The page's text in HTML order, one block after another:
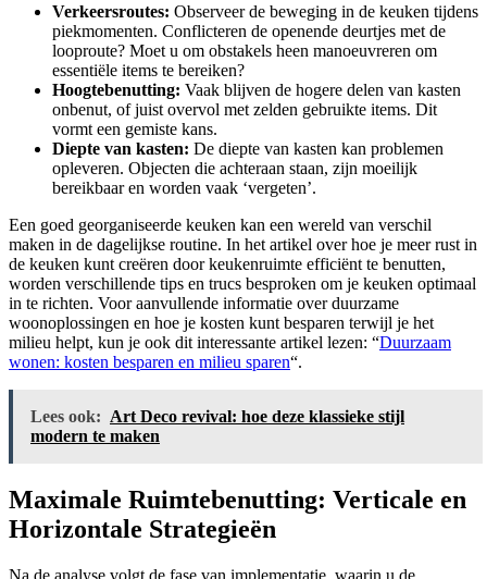
Verkeersroutes: Observeer de beweging in de keuken tijdens
piekmomenten. Conflicteren de openende deurtjes met de
looproute? Moet u om obstakels heen manoeuvreren om
essentiële items te bereiken?
Hoogtebenutting: Vaak blijven de hogere delen van kasten
onbenut, of juist overvol met zelden gebruikte items. Dit
vormt een gemiste kans.
Diepte van kasten: De diepte van kasten kan problemen
opleveren. Objecten die achteraan staan, zijn moeilijk
bereikbaar en worden vaak ‘vergeten’.
Een goed georganiseerde keuken kan een wereld van verschil
maken in de dagelijkse routine. In het artikel over hoe je meer rust in
de keuken kunt creëren door keukenruimte efficiënt te benutten,
worden verschillende tips en trucs besproken om je keuken optimaal
in te richten. Voor aanvullende informatie over duurzame
woonoplossingen en hoe je kosten kunt besparen terwijl je het
milieu helpt, kun je ook dit interessante artikel lezen: “Duurzaam
wonen: kosten besparen en milieu sparen“.
Lees ook: Art Deco revival: hoe deze klassieke stijl
modern te maken
Maximale Ruimtebenutting: Verticale en
Horizontale Strategieën
Na de analyse volgt de fase van implementatie, waarin u de